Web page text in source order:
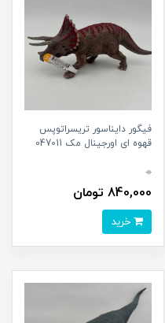
فیگور دایناسور تریسراتوپس
قهوه ای اورجینال مک 047011
0
840,000 تومان